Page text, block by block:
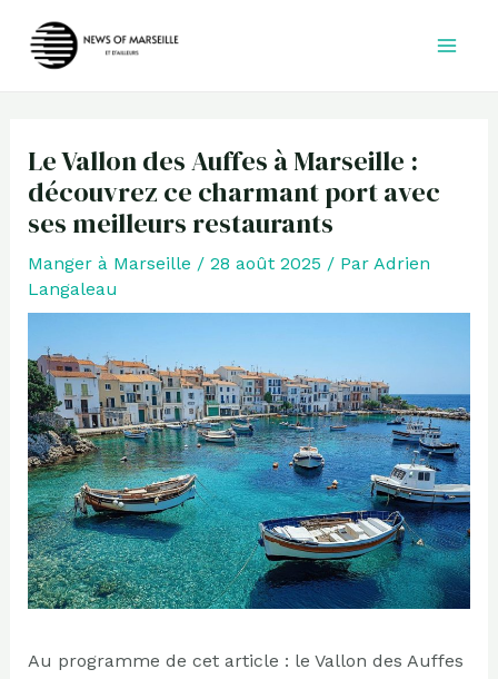
Le Vallon des Auffes à Marseille :
découvrez ce charmant port avec
ses meilleurs restaurants
Manger à Marseille / 28 août 2025 / Par Adrien
Langaleau
Au programme de cet article : le Vallon des Auffes